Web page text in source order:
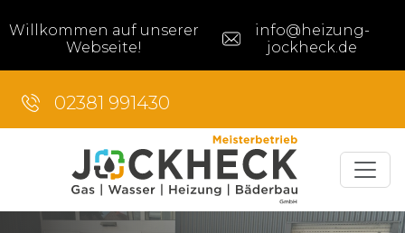
Willkommen auf unserer
Webseite!
info@heizung-
jockheck.de
02381 991430